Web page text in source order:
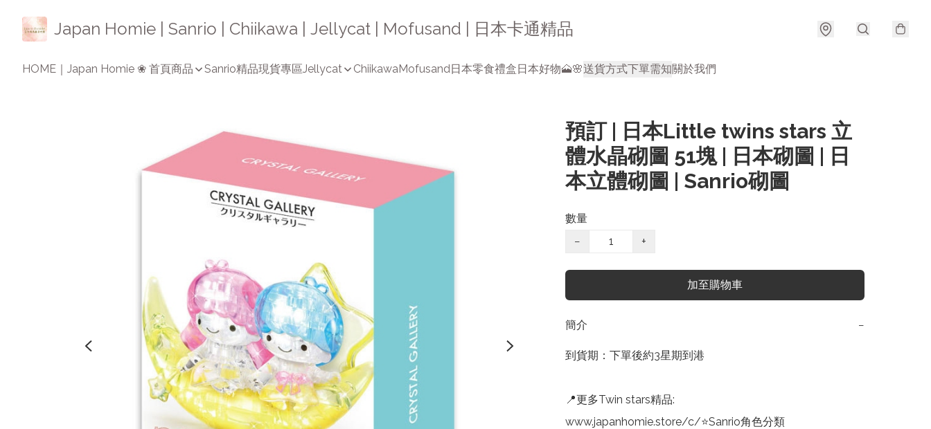
Japan Homie | Sanrio | Chiikawa | Jellycat | Mofusand | 日本卡通精品
HOME｜Japan Homie ❀ 首頁商品 Sanrio精品現貨專區Jellycat ChiikawaMofusand日本零食禮盒日本好物🗻🌸送貨方式下單需知關於我們
預訂 | 日本Little twins stars 立
體水晶砌圖 51塊 | 日本砌圖 | 日
本立體砌圖 | Sanrio砌圖
數量
−
+
加至購物車
簡介 −
到貨期：下單後約3星期到港
📍更多Twin stars精品:
www.japanhomie.store/c/⭐Sanrio角色分類